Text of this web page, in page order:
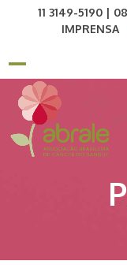
11 3149-5190 |
IMPRENSA
Open
mobile
menu
Close
mobile
menu